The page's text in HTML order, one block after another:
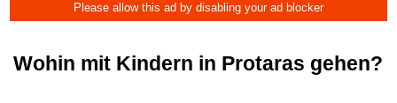
Wohin mit Kindern in Protaras gehen?